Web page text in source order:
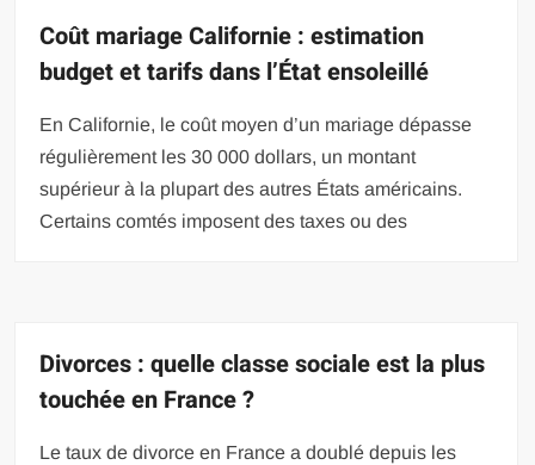
Coût mariage Californie : estimation
budget et tarifs dans l’État ensoleillé
En Californie, le coût moyen d’un mariage dépasse
régulièrement les 30 000 dollars, un montant
supérieur à la plupart des autres États américains.
Certains comtés imposent des taxes ou des
Divorces : quelle classe sociale est la plus
touchée en France ?
Le taux de divorce en France a doublé depuis les